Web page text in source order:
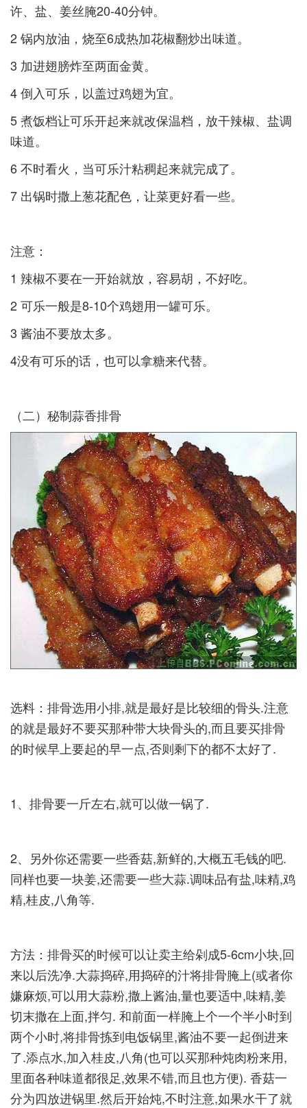
许、盐、姜丝腌20-40分钟。­
2 锅内放油，烧至6成热加花椒翻炒出味道。­
3 加进翅膀炸至两面金黄。­
4 倒入可乐，以盖过鸡翅为宜。­
5 煮饭档让可乐开起来就改保温档，放干辣椒、盐调
味道。­
6 不时看火，当可乐汁粘稠起来就完成了。­
7 出锅时撒上葱花配色，让菜更好看一些。­
注意：­
1 辣椒不要在一开始就放，容易胡，不好吃。­
2 可乐一般是8-10个鸡翅用一罐可乐。­
3 酱油不要放太多。­
4没有可乐的话，也可以拿糖来代替。 ­
（二）秘制蒜香排骨­
选料：排骨选用小排,就是最好是比较细的骨头.注意
的就是最好不要买那种带大块骨头的,而且要买排骨
的时候早上要起的早一点,否则剩下的都不太好了.­
1、排骨要一斤左右,就可以做一锅了.­
2、另外你还需要一些香菇,新鲜的,大概五毛钱的吧.
同样也要一块姜,还需要一些大蒜.调味品有盐,味精,鸡
精,桂皮,八角等.­
方法：排骨买的时候可以让卖主给剁成5-6cm小块,回
来以后洗净.大蒜捣碎,用捣碎的汁将排骨腌上(或者你
嫌麻烦,可以用大蒜粉,撒上酱油,量也要适中,味精,姜
切末撒在上面,拌匀. 和前面一样腌上个一个半小时到
两个小时,将排骨拣到电饭锅里,酱油不要一起倒进来
了.添点水,加入桂皮,八角(也可以买那种炖肉粉来用,
里面各种味道都很足,效果不错,而且也方便). 香菇一
分为四放进锅里.然后开始炖,不时注意,如果水干了就